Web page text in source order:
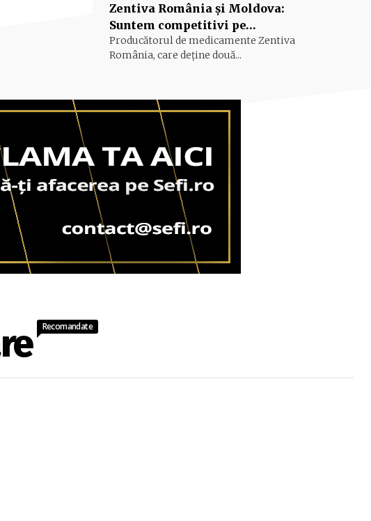
Zentiva România şi Moldova:
Suntem competitivi pe…
Producătorul de medica­mente Zentiva
Româ­nia, care deţine două...
Recomandate